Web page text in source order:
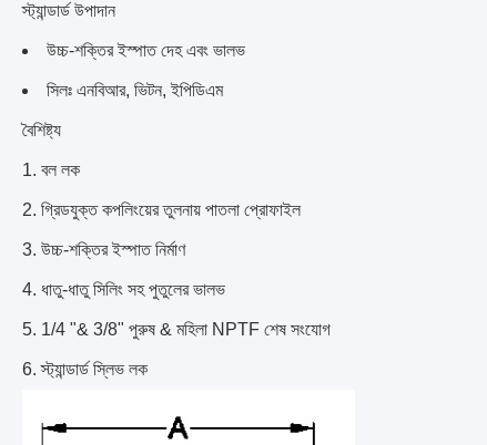
স্ট্যান্ডার্ড উপাদান
উচ্চ-শক্তির ইস্পাত দেহ এবং ভালভ
সিলঃ এনবিআর, ভিটন, ইপিডিএম
বৈশিষ্ট্য
বল লক
গ্রিডযুক্ত কপলিংয়ের তুলনায় পাতলা প্রোফাইল
উচ্চ-শক্তির ইস্পাত নির্মাণ
ধাতু-ধাতু সিলিং সহ পুতুলের ভালভ
1/4 "& 3/8" পুরুষ & মহিলা NPTF শেষ সংযোগ
স্ট্যান্ডার্ড স্লিভ লক